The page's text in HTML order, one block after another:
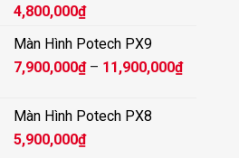
4,800,000₫
Màn Hình Potech PX9
7,900,000₫ – 11,900,000₫Khoảng
Màn Hình Potech PX8
5,900,000₫